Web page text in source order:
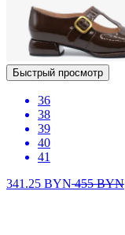
Быстрый просмотр
36
38
39
40
41
341.25 BYN455BYN